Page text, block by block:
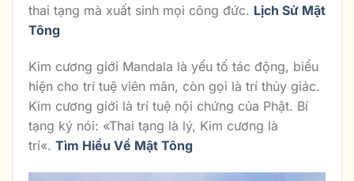
thai tạng mà xuất sinh mọi công đức. Lịch Sử Mật
Tông
Kim cương giới Mandala là yếu tố tác động, biểu
hiện cho trí tuệ viên mãn, còn gọi là trí thủy giác.
Kim cương giới là trí tuệ nội chứng của Phật. Bí
tạng ký nói: «Thai tạng là lý, Kim cương là
trí«. Tìm Hiểu Về Mật Tông